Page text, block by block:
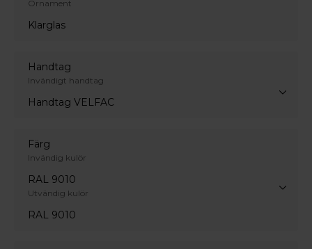
Ornament
Klarglas
Handtag
Invändigt handtag
Handtag VELFAC
Färg
Invändig kulör
RAL 9010
Utvändig kulör
RAL 9010